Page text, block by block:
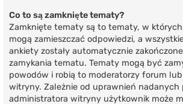
Co to są zamknięte tematy?
Zamknięte tematy są to tematy, w
mogą zamieszczać odpowiedzi, a
ankiety zostały automatycznie
zamykania tematu. Tematy mogą być
powodów i robią to moderatorzy forum
witryny. Zależnie od uprawnień nadanych
administratora witryny użytkownik może